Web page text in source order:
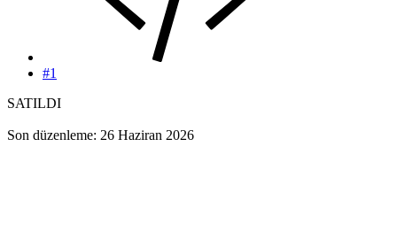
#1
SATILDI
Son düzenleme: 26 Haziran 2026